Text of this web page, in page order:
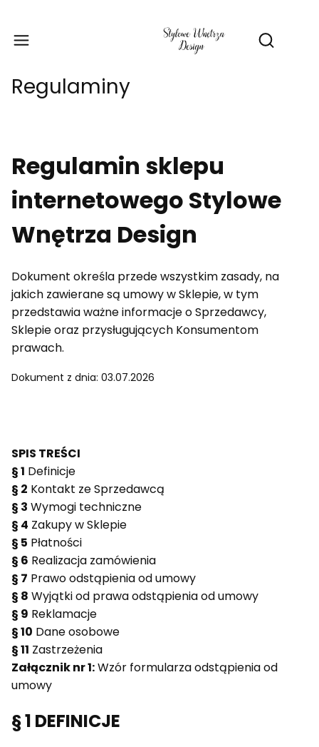
Otwórz
Regulaminy
Regulamin sklepu
internetowego Stylowe
Wnętrza Design
Dokument określa przede wszystkim zasady, na
jakich zawierane są umowy w Sklepie, w tym
przedstawia ważne informacje o Sprzedawcy,
Sklepie oraz przysługujących Konsumentom
prawach.
Dokument z dnia: 03.07.2026
SPIS TREŚCI
§ 1 Definicje
§ 2 Kontakt ze Sprzedawcą
§ 3 Wymogi techniczne
§ 4 Zakupy w Sklepie
§ 5 Płatności
§ 6 Realizacja zamówienia
§ 7 Prawo odstąpienia od umowy
§ 8 Wyjątki od prawa odstąpienia od umowy
§ 9 Reklamacje
§ 10 Dane osobowe
§ 11 Zastrzeżenia
Załącznik nr 1:Wzór formularza odstąpienia od
umowy
§ 1 DEFINICJE